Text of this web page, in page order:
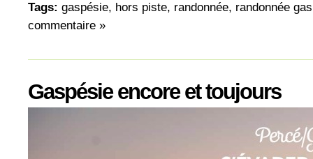
Tags: gaspésie, hors piste, randonnée, randonnée
commentaire »
Gaspésie encore et toujours